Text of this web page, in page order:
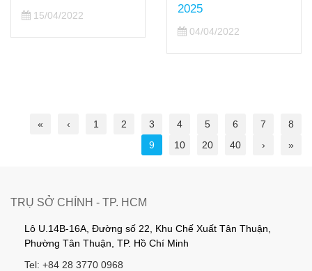
15/04/2022
2025
04/04/2022
« ‹ 1 2 3 4 5 6 7
8
9
10 20 40 › »
TRỤ SỞ CHÍNH - TP. HCM
Lô U.14B-16A, Đường số 22, Khu Chế Xuất Tân Thuận,
Phường Tân Thuận, TP. Hồ Chí Minh
Tel: +84 28 3770 0968